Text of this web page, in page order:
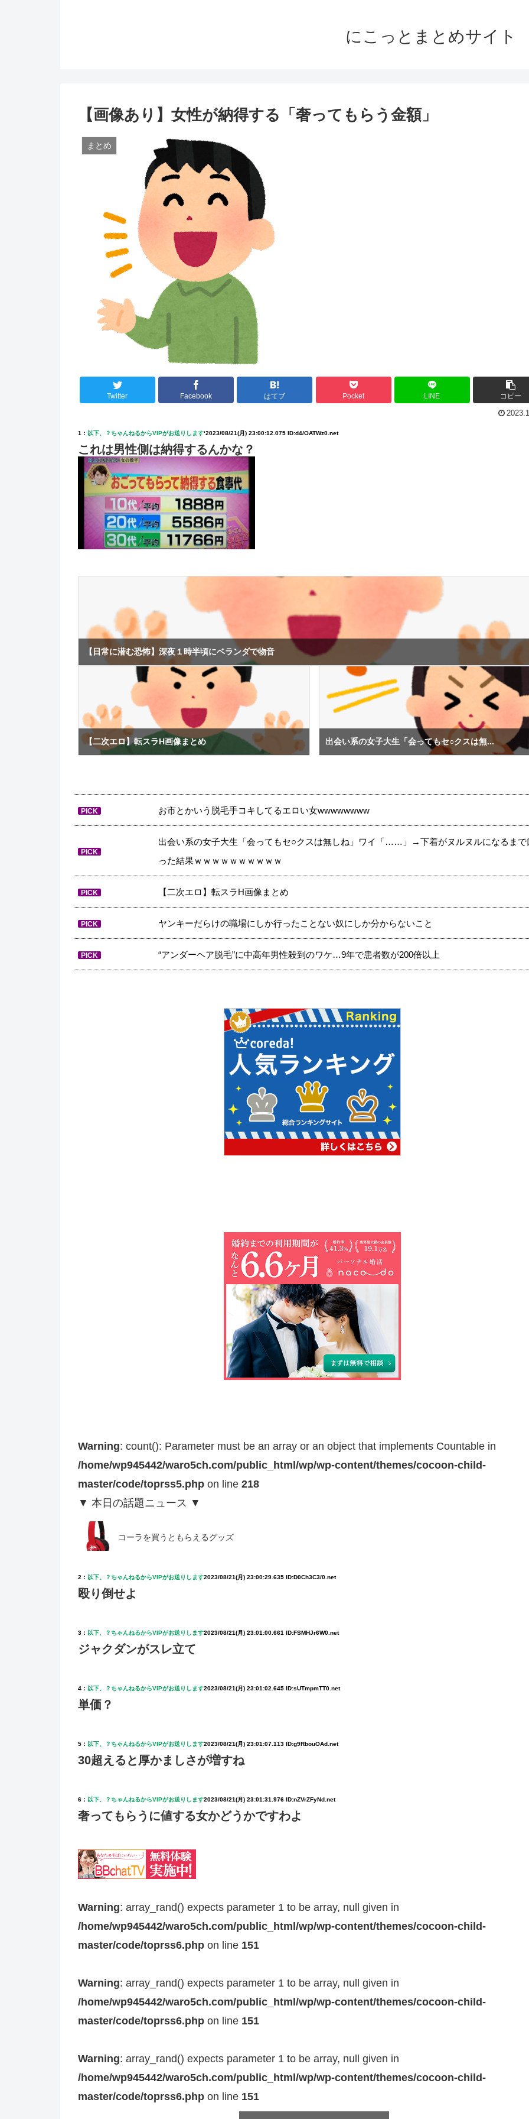
にこっとまとめサイト
【画像あり】女性が納得する「奢ってもらう金額」
まとめ
Twitter Facebook はてブ Pocket LINE コピー
1： 以下、？ちゃんねるからVIPがお送りします‘2023/08/21(月) 23:00:12.075 ID:d4/OATWz0.net
これは男性側は納得するんかな？
【日常に潜む恐怖】深夜１時半頃にベランダで物音
【二次エロ】転スラH画像まとめ 出会い系の女子大生「会ってもセ○クスは無...
PICK お市とかいう脱毛手コキしてるエロい女wwwwwwww
PICK
出会い系の女子大生「会ってもセ○クスは無しね」ワイ「……」→下着がヌルヌルになるまで
った結果ｗｗｗｗｗｗｗｗｗｗ
PICK 【二次エロ】転スラH画像まとめ
PICK ヤンキーだらけの職場にしか行ったことない奴にしか分からないこと
PICK “アンダーヘア脱毛”に中高年男性殺到のワケ…9年で患者数が200倍以上
Warning: count(): Parameter must be an array or an object that implements Countable in
/home/wp945442/waro5ch.com/public_html/wp/wp-content/themes/cocoon-child-
master/code/toprss5.php on line 218
▼ 本日の話題ニュース ▼
コーラを買うともらえるグッズ
2： 以下、？ちゃんねるからVIPがお送りします2023/08/21(月) 23:00:29.635 ID:D0Ch3C3/0.net
殴り倒せよ
3： 以下、？ちゃんねるからVIPがお送りします2023/08/21(月) 23:01:00.661 ID:FSMHJr6W0.net
ジャクダンがスレ立て
4： 以下、？ちゃんねるからVIPがお送りします2023/08/21(月) 23:01:02.645 ID:sUTmpmTT0.net
単価？
5： 以下、？ちゃんねるからVIPがお送りします2023/08/21(月) 23:01:07.113 ID:g9RbouOAd.net
30超えると厚かましさが増すね
6： 以下、？ちゃんねるからVIPがお送りします2023/08/21(月) 23:01:31.976 ID:nZVrZFyNd.net
奢ってもらうに値する女かどうかですわよ
Warning: array_rand() expects parameter 1 to be array, null given in
/home/wp945442/waro5ch.com/public_html/wp/wp-content/themes/cocoon-child-
master/code/toprss6.php on line 151
Warning: array_rand() expects parameter 1 to be array, null given in
/home/wp945442/waro5ch.com/public_html/wp/wp-content/themes/cocoon-child-
master/code/toprss6.php on line 151
Warning: array_rand() expects parameter 1 to be array, null given in
/home/wp945442/waro5ch.com/public_html/wp/wp-content/themes/cocoon-child-
master/code/toprss6.php on line 151